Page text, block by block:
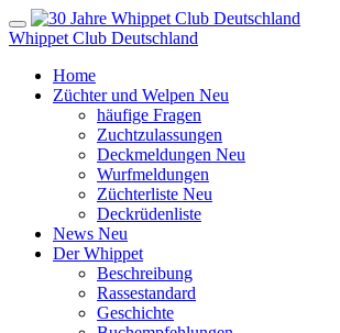
Whippet Club Deutschland
Home
Züchter und Welpen Neu
häufige Fragen
Zuchtzulassungen
Deckmeldungen Neu
Wurfmeldungen
Züchterliste Neu
Deckrüdenliste
News Neu
Der Whippet
Beschreibung
Rassestandard
Geschichte